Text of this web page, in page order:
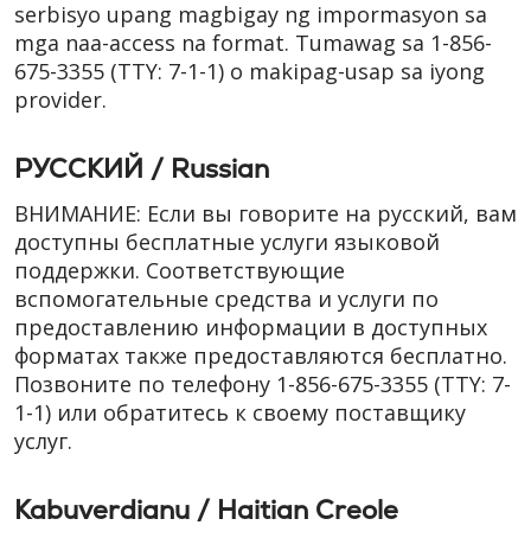
serbisyo upang magbigay ng impormasyon sa
mga naa-access na format. Tumawag sa 1-856-
675-3355 (TTY: 7-1-1) o makipag-usap sa iyong
provider.
РУССКИЙ / Russian
ВНИМАНИЕ: Если вы говорите на русский, вам
доступны бесплатные услуги языковой
поддержки. Соответствующие
вспомогательные средства и услуги по
предоставлению информации в доступных
форматах также предоставляются бесплатно.
Позвоните по телефону 1-856-675-3355 (TTY: 7-
1-1) или обратитесь к своему поставщику
услуг.
Kabuverdianu / Haitian Creole